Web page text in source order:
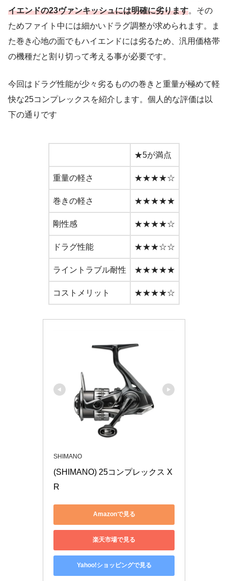
イエンドの23ヴァンキッシュには明確に劣ります。その
ためファイト中には細かいドラグ調整が求められます。ま
た巻き心地の面でもハイエンドには劣るため、汎用価格帯
の機種だと割り切って考える事が必要です。
今回はドラグ性能が少々劣るものの巻きと重量が極めて軽
快な25コンプレックスを紹介します。個人的な評価は以
下の通りです
★5が満点
重量の軽さ ★★★★☆
巻きの軽さ ★★★★★
剛性感 ★★★★☆
ドラグ性能 ★★★☆☆
ライントラブル耐性 ★★★★★
コストメリット ★★★★☆
SHIMANO
(SHIMANO) 25コンプレックス X
R
Amazonで見る
楽天市場で見る
Yahoo!ショッピングで見る